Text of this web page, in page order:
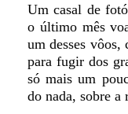
Um casal de
o último mês
um desses
para fugir dos
só mais um
do nada, sobre a